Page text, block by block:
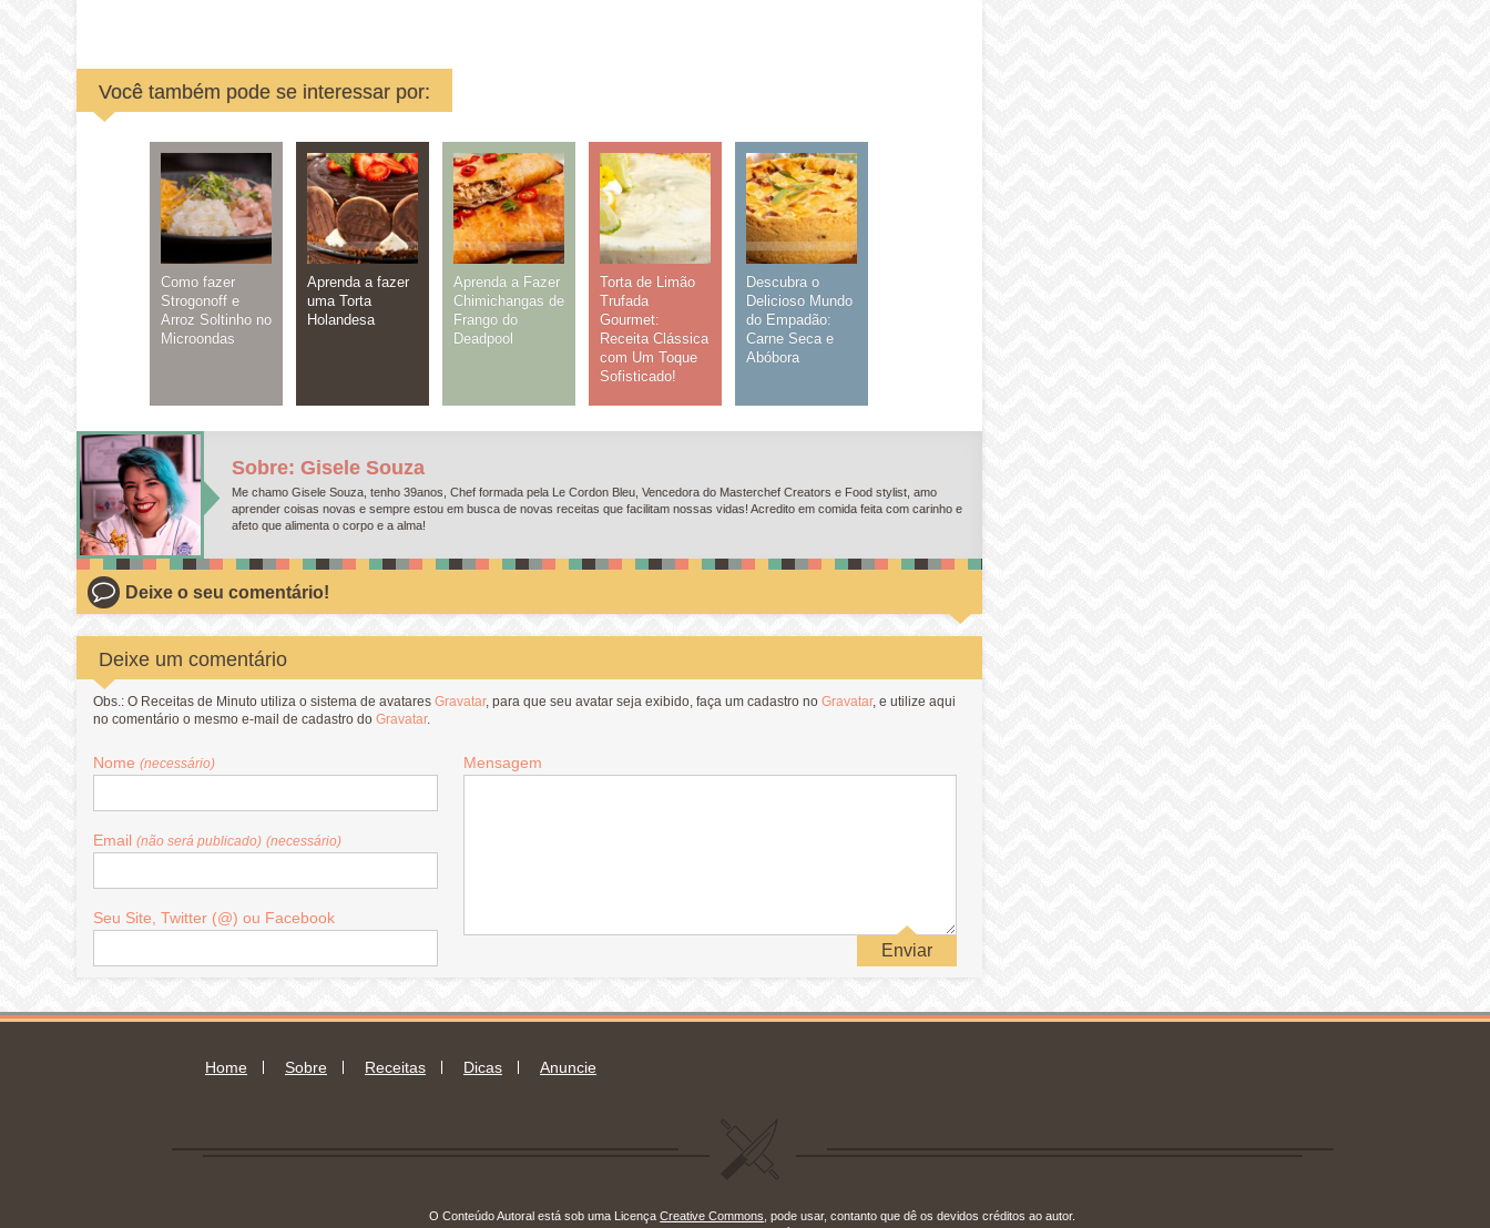
Você também pode se interessar por:
Como fazer
Strogonoff e
Arroz Soltinho no
Microondas
Aprenda a fazer
uma Torta
Holandesa
Aprenda a Fazer
Chimichangas de
Frango do
Deadpool
Torta de Limão
Trufada
Gourmet:
Receita Clássica
com Um Toque
Sofisticado!
Descubra o
Delicioso Mundo
do Empadão:
Carne Seca e
Abóbora
Sobre: Gisele Souza
Me chamo Gisele Souza, tenho 39anos, Chef formada pela Le Cordon Bleu, Vencedora do Masterchef Creators e Food stylist, amo
aprender coisas novas e sempre estou em busca de novas receitas que facilitam nossas vidas! Acredito em comida feita com carinho e
afeto que alimenta o corpo e a alma!
Deixe o seu comentário!
Deixe um comentário
Obs.: O Receitas de Minuto utiliza o sistema de avatares Gravatar, para que seu avatar seja exibido, faça um cadastro no Gravatar, e utilize aqui
no comentário o mesmo e-mail de cadastro do Gravatar.
Nome (necessário)
Email (não será publicado) (necessário)
Seu Site, Twitter (@) ou Facebook
Mensagem
Enviar
Home Sobre Receitas Dicas Anuncie
O Conteúdo Autoral está sob uma LicençaCreative Commons , pode usar, contanto que dê os devidos créditos ao autor.